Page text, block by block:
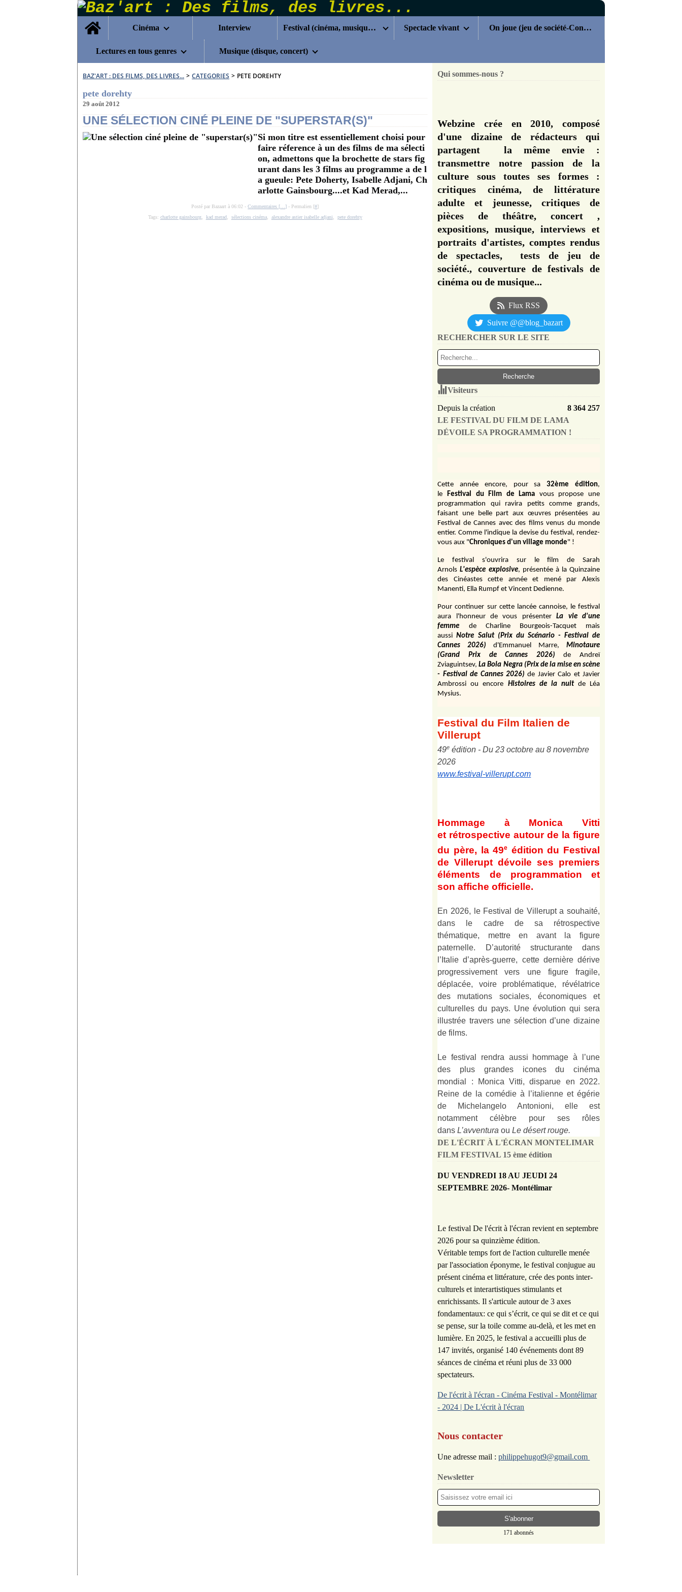
Home
Cinéma
Interview Festival (cinéma, musique...) Spectacle vivant On joue (jeu de société-Concours)
Lectures en tous genres Musique (disque, concert)
BAZ'ART : DES FILMS, DES LIVRES... > CATEGORIES > PETE DOREHTY
pete dorehty
29 août 2012
UNE SÉLECTION CINÉ PLEINE DE "SUPERSTAR(S)"
Si mon titre est essentiellement choisi pour
faire réference à un des films de ma sélecti
on, admettons que la brochette de stars fig
urant dans les 3 films au programme a de l
a gueule: Pete Doherty, Isabelle Adjani, Ch
arlotte Gainsbourg....et Kad Merad,...
Posté par Bazaart à 06:02 -Commentaires [ …] - Permalien [#]
Tags: charlotte gainsbourg kad merad, sélections cinéma, alexandre astier isabelle adjani pete dorehty
Qui sommes-nous ?
Webzine crée en 2010, composé
d'une dizaine de rédacteurs qui
partagent la même envie :
transmettre notre passion de la
culture sous toutes ses formes :
critiques cinéma, de littérature
adulte et jeunesse, critiques de
pièces de théâtre, concert ,
expositions, musique, interviews et
portraits d'artistes, comptes rendus
de spectacles, tests de jeu de
société., couverture de festivals de
cinéma ou de musique...
Flux RSS
Suivre @@blog_bazart
RECHERCHER SUR LE SITE
Visiteurs
Depuis la création
8 364 257
LE FESTIVAL DU FILM DE LAMA
DÉVOILE SA PROGRAMMATION !
Cette année encore, pour sa 32ème édition,
le Festival du Film de Lama vous propose une
programmation qui ravira petits comme grands,
faisant une belle part aux œuvres présentées au
Festival de Cannes avec des films venus du monde
entier. Comme l'indique la devise du festival, rendez-
vous aux "Chroniques d'un village monde" !
Le festival s'ouvrira sur le film de Sarah
Arnols L'espèce explosive, présentée à la Quinzaine
des Cinéastes cette année et mené par Alexis
Manenti, Ella Rumpf et Vincent Dedienne.
Pour continuer sur cette lancée cannoise, le festival
aura l'honneur de vous présenter
La vie d'une
femme
de Charline Bourgeois-Tacquet
mais
aussi Notre Salut (Prix du Scénario - Festival de
Cannes 2026)
d'Emmanuel Marre,
Minotaure
(Grand Prix de Cannes 2026)
de Andreï
Zviaguintsev,La Bola Negra (Prix de la mise en scène
- Festival de Cannes 2026) de Javier Calo et Javier
Ambrossi ou encore Histoires de la nuit de Léa
Mysius.
Festival du Film Italien de
Villerupt
49e édition - Du 23 octobre au 8 novembre
2026
www.festival-villerupt.com
Hommage à Monica Vitti
et rétrospective autour de la figure
du père, la 49e édition du Festival
de Villerupt dévoile ses premiers
éléments de programmation et
son affiche officielle.
En 2026, le Festival de Villerupt a souhaité,
dans le cadre de sa rétrospective
thématique, mettre en avant la figure
paternelle. D’autorité structurante dans
l’Italie d’après-guerre, cette dernière dérive
progressivement vers une figure fragile,
déplacée, voire problématique, révélatrice
des mutations sociales, économiques et
culturelles du pays. Une évolution qui sera
illustrée travers une sélection d’une dizaine
de films.
Le festival rendra aussi hommage à l’une
des plus grandes icones du cinéma
mondial : Monica Vitti, disparue en 2022.
Reine de la comédie à l’italienne et égérie
de Michelangelo Antonioni, elle est
notamment célèbre pour ses rôles
dans L’avventura ou Le désert rouge.
DE L'ÉCRIT À L'ÉCRAN MONTELIMAR
FILM FESTIVAL 15 ème édition
DU VENDREDI 18 AU JEUDI 24
SEPTEMBRE 2026- Montélimar
Le festival De l'écrit à l'écran revient en septembre
2026 pour sa quinzième édition.
Véritable temps fort de l'action culturelle menée
par l'association éponyme, le festival conjugue au
présent cinéma et littérature, crée des ponts inter-
culturels et interartistiques stimulants et
enrichissants. Il s'articule autour de 3 axes
fondamentaux: ce qui s’écrit, ce qui se dit et ce qui
se pense, sur la toile comme au-delà, et les met en
lumière. En 2025, le festival a accueilli plus de
147 invités, organisé 140 événements dont 89
séances de cinéma et réuni plus de 33 000
spectateurs.
De l'écrit à l'écran - Cinéma Festival - Montélimar
- 2024 | De L'écrit à l'écran
Nous contacter
Une adresse mail :philippehugot9@gmail.com
Newsletter
171 abonnés